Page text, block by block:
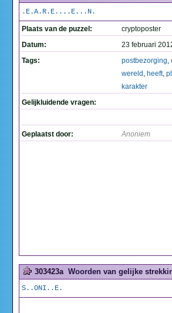
.E.A.R.E....E...N.
Plaats van de puzzel:
cryptoposter
Datum:
23 februari
Tags:
postbezorging,
wereld , heeft,
karakter
Gelijkluidende vragen:
Geplaatst door: Anoniem
303423a Woorden van gelijke
S..ONI..E.